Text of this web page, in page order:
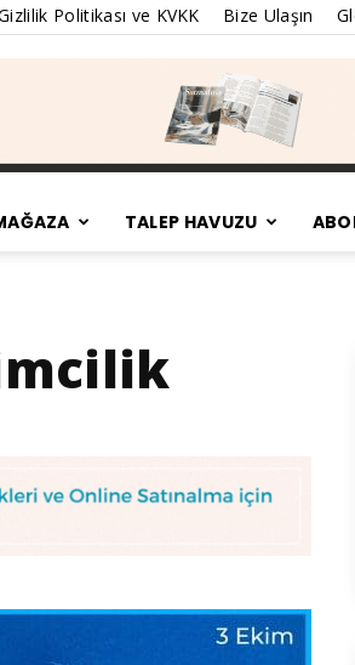
Politikası ve KVKK Bize Ulaşın
TALEP HAVUZU